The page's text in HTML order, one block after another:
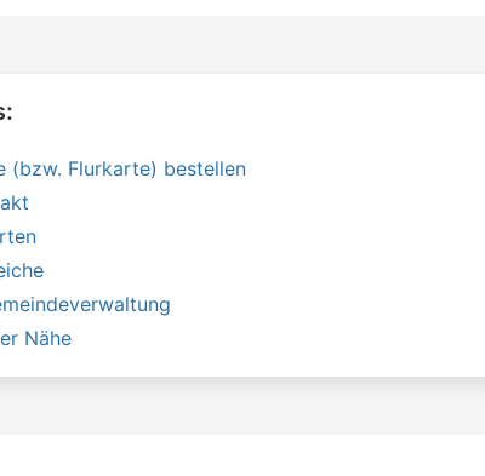
(bzw. Flurkarte) bestellen
Nähe